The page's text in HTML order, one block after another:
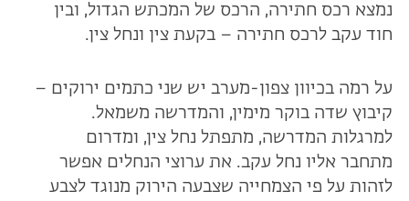
נמצא רכס חתירה, הרכס של המכתש הגדול, ובין
חוד עקב לרכס חתירה – בקעת צין ונחל צין.
על רמה בכיוון צפון-מערב יש שני כתמים ירוקים –
קיבוץ שדה בוקר מימין, והמדרשה משמאל.
למרגלות המדרשה, מתפתל נחל צין, ומדרום
מתחבר אליו נחל עקב. את ערוצי הנחלים אפשר
לזהות על פי הצמחייה שצבעה הירוק מנוגד לצבע